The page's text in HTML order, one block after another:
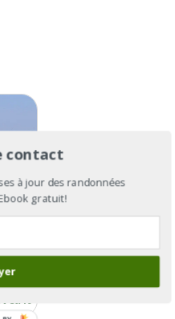
contact
à jour des randonnées
gratuit!